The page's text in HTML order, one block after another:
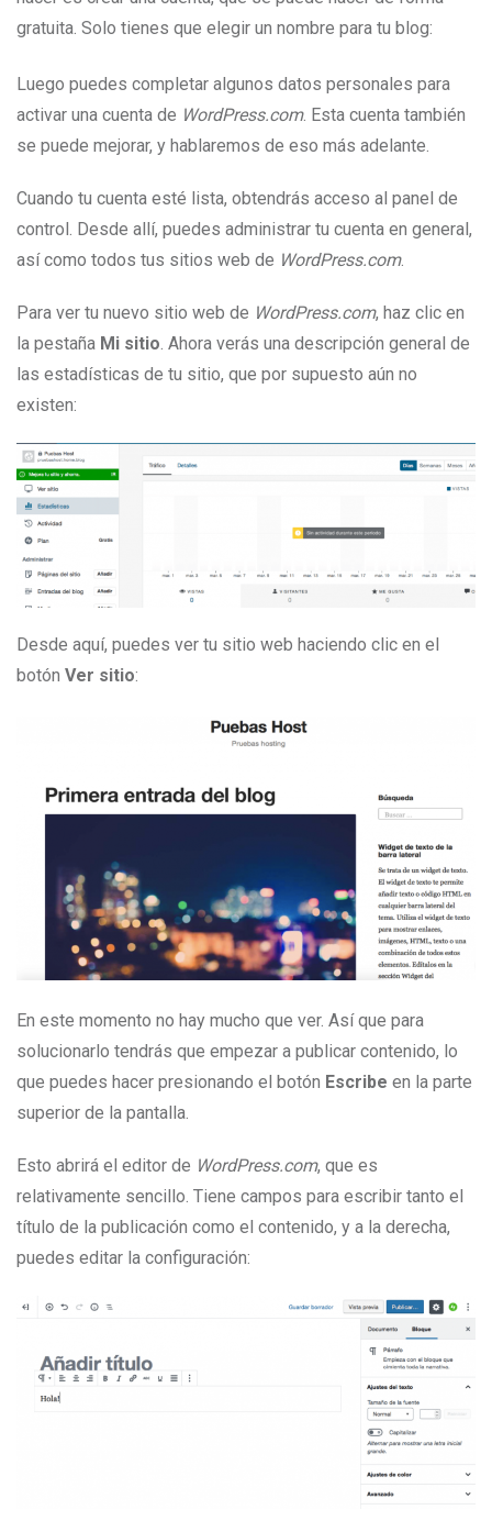
gratuita. Solo tienes que elegir un nombre para tu blog:
Luego puedes completar algunos datos personales para
activar una cuenta de WordPress.com. Esta cuenta también
se puede mejorar, y hablaremos de eso más adelante.
Cuando tu cuenta esté lista, obtendrás acceso al panel de
control. Desde allí, puedes administrar tu cuenta en general,
así como todos tus sitios web de WordPress.com.
Para ver tu nuevo sitio web de WordPress.com, haz clic en
la pestaña Mi sitio . Ahora verás una descripción general de
las estadísticas de tu sitio, que por supuesto aún no
existen:
Desde aquí, puedes ver tu sitio web haciendo clic en el
botón Ver sitio:
En este momento no hay mucho que ver. Así que para
solucionarlo tendrás que empezar a publicar contenido, lo
que puedes hacer presionando el botón Escribe en la parte
superior de la pantalla.
Esto abrirá el editor de WordPress.com, que es
relativamente sencillo. Tiene campos para escribir tanto el
título de la publicación como el contenido, y a la derecha,
puedes editar la configuración: